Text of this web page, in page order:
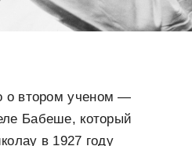
о втором ученом —
Бабеше, который
в 1927 году